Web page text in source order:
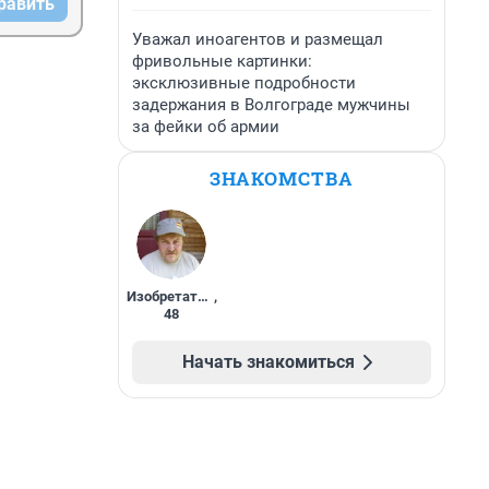
Уважал иноагентов и размещал
фривольные картинки:
эксклюзивные подробности
задержания в Волгограде мужчины
за фейки об армии
ЗНАКОМСТВА
Изобретатель ,
48
Начать знакомиться